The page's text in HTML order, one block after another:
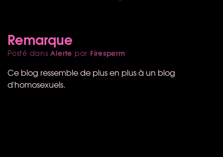
Remarque
Posté dansAlerte par Firesperm
Ce blog ressemble de plus en plus à un blog
d'homosexuels.